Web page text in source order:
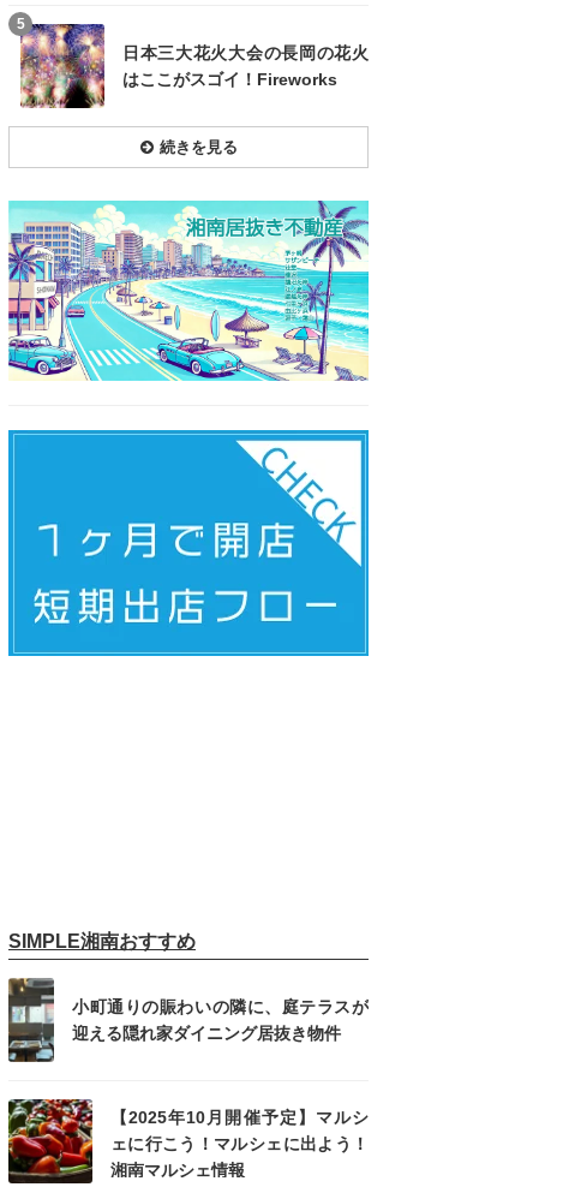
日本三大花火大会の長岡の花火
はここがスゴイ！Fireworks
5
続きを見る
SIMPLE湘南おすすめ
小町通りの賑わいの隣に、庭テラスが
迎える隠れ家ダイニング居抜き物件
【2025年10月開催予定】マルシ
ェに行こう！マルシェに出よう！
湘南マルシェ情報